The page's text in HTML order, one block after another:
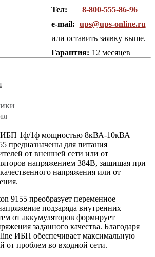
Тел:
8-800-555-86-96
e-mail: ups@ups-online.ru
или оставить заявку выше.
Гарантия: 12 месяцев
1ф/1ф мощностью 8кВА-10кВА
предназначены для питания
от внешней сети или от
напряжением 384В, защищая при
напряжения или от
9155 преобразует переменное
подзаряда внутренних
от аккумуляторов формирует
заданного качества. Благодаря
ИБП обеспечивает максимальную
от проблем во входной сети.